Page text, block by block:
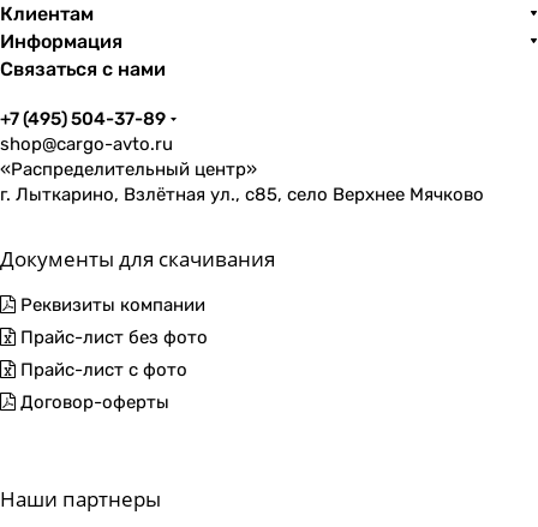
Клиентам
Информация
Связаться с нами
+7 (495) 504-37-89
shop@cargo-avto.ru
«Распределительный центр»
г. Лыткарино, Взлётная ул., с85, село Верхнее Мячково
Документы для скачивания
Реквизиты компании
Прайс-лист без фото
Прайс-лист с фото
Договор-оферты
Наши партнеры